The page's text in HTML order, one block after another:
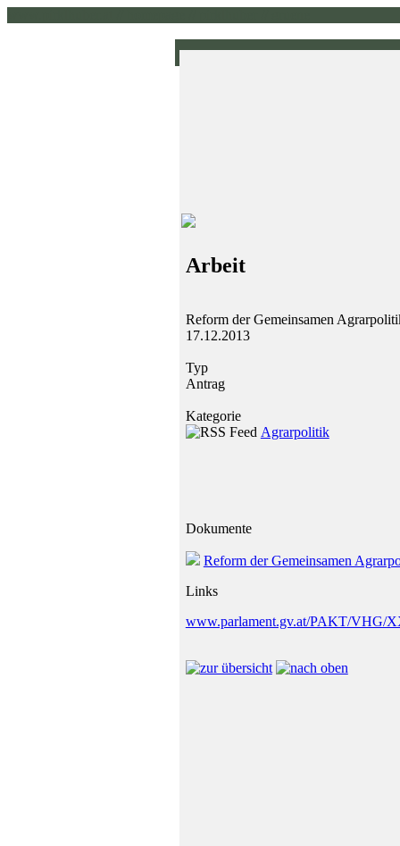
Arbeit
Reform der Gemeinsamen
17.12.2013
Typ
Antrag
Kategorie
Agrarpolitik
Dokumente
Reform der Gemeinsamen
Links
www.parlament.gv.at/PAKT/VHG/